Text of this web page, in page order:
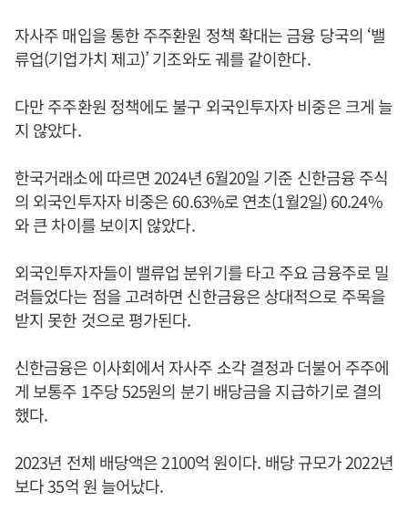
자사주 매입을 통한 주주환원 정책 확대는 금융 당국의 ‘밸
류업(기업가치 제고)’ 기조와도 궤를 같이한다.
다만 주주환원 정책에도 불구 외국인투자자 비중은 크게 늘
지 않았다.
한국거래소에 따르면 2024년 6월20일 기준 신한금융 주식
의 외국인투자자 비중은 60.63%로 연초(1월2일) 60.24%
와 큰 차이를 보이지 않았다.
외국인투자자들이 밸류업 분위기를 타고 주요 금융주로 밀
려들었다는 점을 고려하면 신한금융은 상대적으로 주목을
받지 못한 것으로 평가된다.
신한금융은 이사회에서 자사주 소각 결정과 더불어 주주에
게 보통주 1주당 525원의 분기 배당금을 지급하기로 결의
했다.
2023년 전체 배당액은 2100억 원이다. 배당 규모가 2022년
보다 35억 원 늘어났다.